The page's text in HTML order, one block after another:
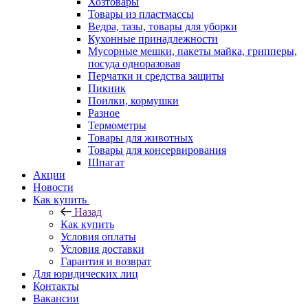
Товары из пластмассы
Ведра, тазы, товары для уборки
Кухонные принадлежности
Мусорные мешки, пакеты майка, грипперы,
посуда одноразовая
Перчатки и средства защиты
Пикник
Поилки, кормушки
Разное
Термометры
Товары для животных
Товары для консервирования
Шпагат
Акции
Новости
Как купить
Назад
Как купить
Условия оплаты
Условия доставки
Гарантия и возврат
Для юридических лиц
Контакты
Вакансии